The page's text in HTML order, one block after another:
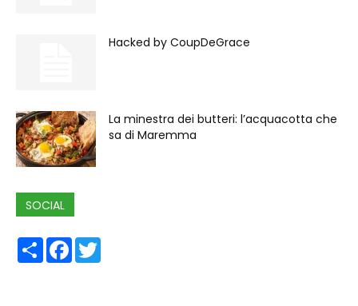
Hacked by CoupDeGrace
La minestra dei butteri: l’acquacotta che
sa di Maremma
SOCIAL
ShareFacebook